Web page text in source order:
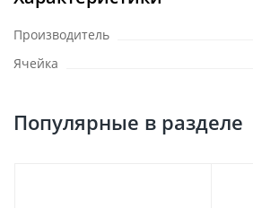
Производитель
Ячейка
Популярные в разделе